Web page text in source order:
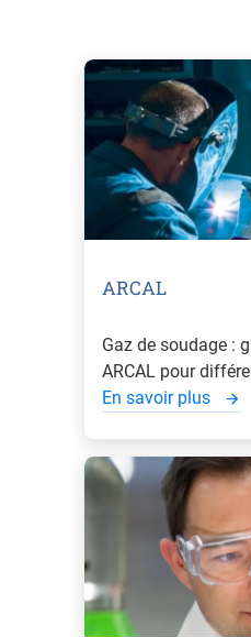
ARCAL
Gaz de soudage :
ARCAL pour
En savoir plus